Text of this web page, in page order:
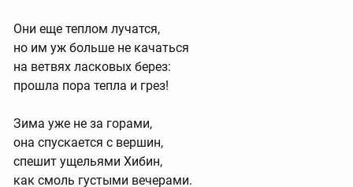
Они еще теплом лучатся,
но им уж больше не качаться
на ветвях ласковых берез:
прошла пора тепла и грез!
Зима уже не за горами,
она спускается с вершин,
спешит ущельями Хибин,
как смоль густыми вечерами.